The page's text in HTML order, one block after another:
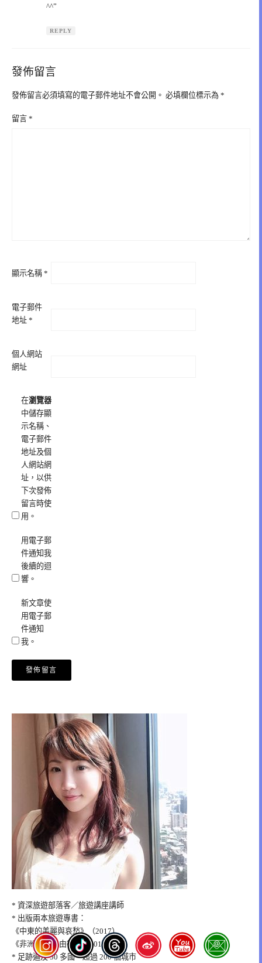
^^”
REPLY
發佈留言
發佈留言必須填寫的電子郵件地址不會公開。 必填欄位標示為 *
留言 *
顯示名稱 *
電子郵件
地址 *
個人網站
網址
在瀏覽器
中儲存顯
示名稱、
電子郵件
地址及個
人網站網
址，以供
下次發佈
留言時使
用。
用電子郵
件通知我
後續的迴
響。
新文章使
用電子郵
件通知
我。
* 資深旅遊部落客／旅遊講座講師
* 出版兩本旅遊專書：
《中東的美麗與哀愁》（2017）
《非洲 親子自由行》（2018）
* 足跡遍及 50 多國、超過 200 個城市